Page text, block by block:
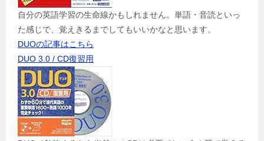
自分の英語学習の生命線かもしれません。単語・音読といっ
た感じで、覚えきるまでしてもいいかなと思います。
DUOの記事はこちら
DUO 3.0 / CD復習用